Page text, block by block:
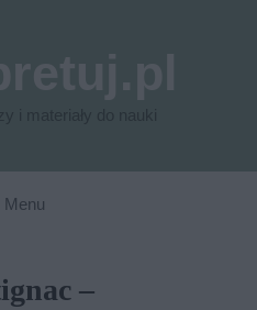
Menu
–